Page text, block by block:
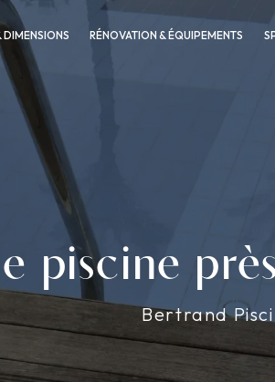
DIMENSIONS RÉNOVATION & ÉQUIPEMENTS
piscine
Bertrand